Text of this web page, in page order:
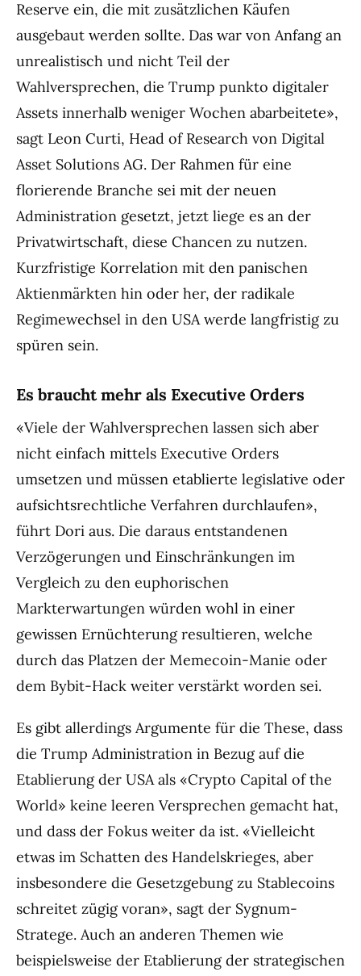
Reserve ein, die mit zusätzlichen Käufen
ausgebaut werden sollte. Das war von Anfang an
unrealistisch und nicht Teil der
Wahlversprechen, die Trump punkto digitaler
Assets innerhalb weniger Wochen abarbeitete»,
sagt Leon Curti, Head of Research von Digital
Asset Solutions AG. Der Rahmen für eine
florierende Branche sei mit der neuen
Administration gesetzt, jetzt liege es an der
Privatwirtschaft, diese Chancen zu nutzen.
Kurzfristige Korrelation mit den panischen
Aktienmärkten hin oder her, der radikale
Regimewechsel in den USA werde langfristig zu
spüren sein.
Es braucht mehr als Executive Orders
«Viele der Wahlversprechen lassen sich aber
nicht einfach mittels Executive Orders
umsetzen und müssen etablierte legislative oder
aufsichtsrechtliche Verfahren durchlaufen»,
führt Dori aus. Die daraus entstandenen
Verzögerungen und Einschränkungen im
Vergleich zu den euphorischen
Markterwartungen würden wohl in einer
gewissen Ernüchterung resultieren, welche
durch das Platzen der Memecoin-Manie oder
dem Bybit-Hack weiter verstärkt worden sei.
Es gibt allerdings Argumente für die These, dass
die Trump Administration in Bezug auf die
Etablierung der USA als «Crypto Capital of the
World» keine leeren Versprechen gemacht hat,
und dass der Fokus weiter da ist. «Vielleicht
etwas im Schatten des Handelskrieges, aber
insbesondere die Gesetzgebung zu Stablecoins
schreitet zügig voran», sagt der Sygnum-
Stratege. Auch an anderen Themen wie
beispielsweise der Etablierung der strategischen